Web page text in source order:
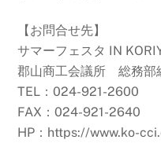
【お問合せ先】
サマーフェスタ IN
郡山商工会議所 総務部
TEL：024-921-2600
FAX：024-921-2640
HP：https://www.ko-